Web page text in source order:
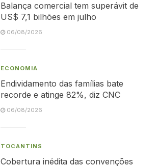
Balança comercial tem superávit de
US$ 7,1 bilhões em julho
06/08/2026
ECONOMIA
Endividamento das famílias bate
recorde e atinge 82%, diz CNC
06/08/2026
TOCANTINS
Cobertura inédita das convenções